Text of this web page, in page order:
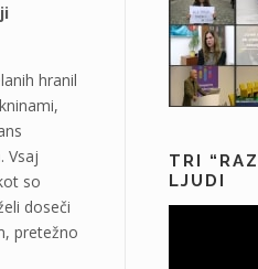
hranil
Vsaj
so
doseči
pretežno
TRI
LJUDI